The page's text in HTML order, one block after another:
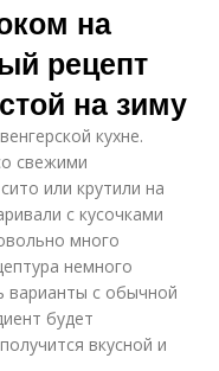
на
рецепт
на зиму
кухне.
свежими
или крутили на
с кусочками
много
немного
варианты с обычной
будет
вкусной и